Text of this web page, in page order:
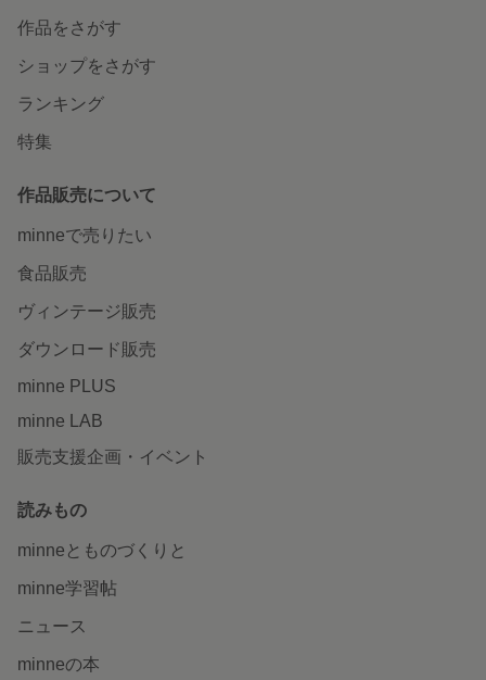
作品をさがす
ショップをさがす
ランキング
特集
作品販売について
minneで売りたい
食品販売
ヴィンテージ販売
ダウンロード販売
minne PLUS
minne LAB
販売支援企画・イベント
読みもの
minneとものづくりと
minne学習帖
ニュース
minneの本